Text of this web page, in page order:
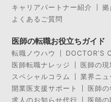
キャリアパートナー紹介
拠
よくあるご質問
医師の転職お役立ちガイド
転職ノウハウ
DOCTOR’S
医師転職ナレッジ
医師の
スペシャルコラム
業界ニュ
開業医支援サポート
医師
求人のお知らせ代行
医師